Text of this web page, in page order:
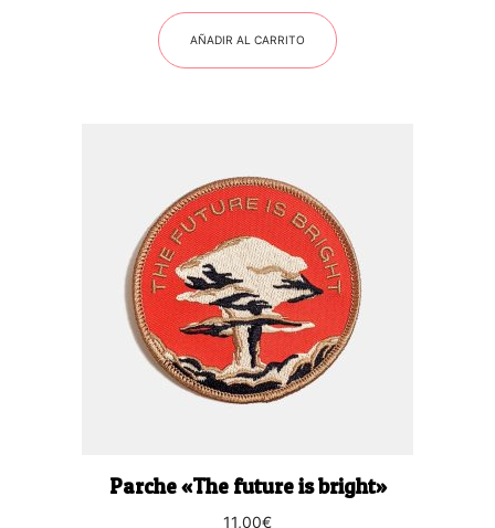
AÑADIR AL CARRITO
Parche «The future is bright»
11,00€